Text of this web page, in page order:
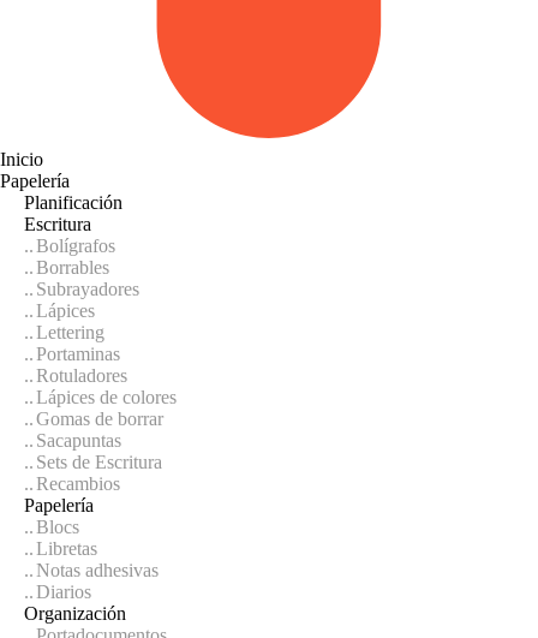
Inicio
Papelería
Planificación
Escritura
Bolígrafos
Borrables
Subrayadores
Lápices
Lettering
Portaminas
Rotuladores
Lápices de colores
Gomas de borrar
Sacapuntas
Sets de Escritura
Recambios
Papelería
Blocs
Libretas
Notas adhesivas
Diarios
Organización